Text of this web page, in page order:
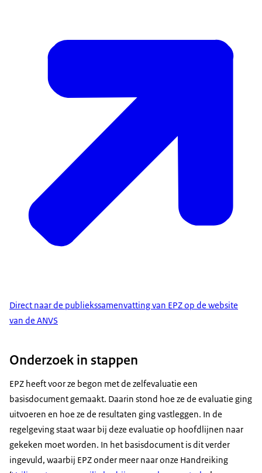
Direct naar de publiekssamenvatting van EPZ op de website
van de ANVS
Onderzoek in stappen
EPZ heeft voor ze begon met de zelfevaluatie een
basisdocument gemaakt. Daarin stond hoe ze de evaluatie ging
uitvoeren en hoe ze de resultaten ging vastleggen. In de
regelgeving staat waar bij deze evaluatie op hoofdlijnen naar
gekeken moet worden. In het basisdocument is dit verder
ingevuld, waarbij EPZ onder meer naar onze Handreiking